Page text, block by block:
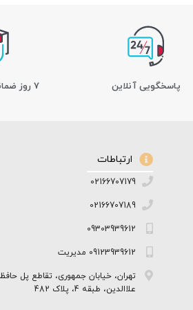
پاسخگویی آنلاین 7 روز ضمانت بازگشت کالا
ارتباطات
02166707179
02166707189
09303939612
09123939612 مدیریت
تهران، خیابان جمهوری، تقاطع پل
علاالدین، طبقه 4، پلاک 482